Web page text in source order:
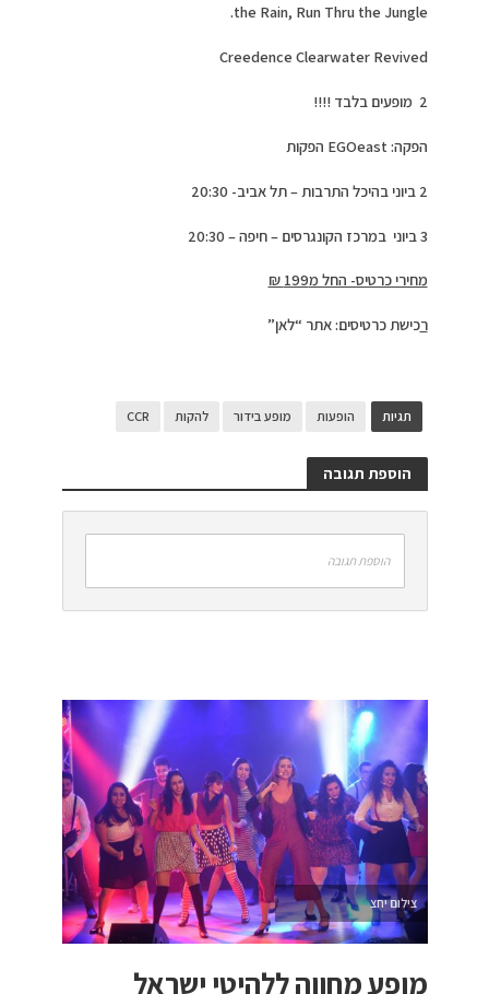
the Rain, Run Thru the Jungle.
Creedence Clearwater Revived
2 מופעים בלבד !!!!
הפקה: EGOeast הפקות
2 ביוני בהיכל התרבות – תל אביב- 20:30
3 ביוני במרכז הקונגרסים – חיפה – 20:30
מחירי כרטיס- החל מ199 ₪
רכישת כרטיסים: אתר “לאן”
תגיות הופעות מופע בידור להקות CCR
הוספת תגובה
הוספת תגובה
צילום יחצ
מופע מחווה ללהיטי ישראל